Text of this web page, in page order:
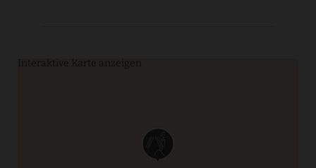
Interaktive Karte anzeigen